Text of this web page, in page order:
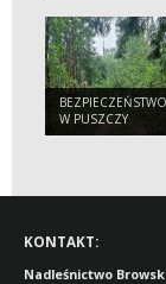
BEZPIECZEŃSTWO
W PUSZCZY
BIAŁOWIESKIEJ.
KONTAKT:
Nadleśnictwo